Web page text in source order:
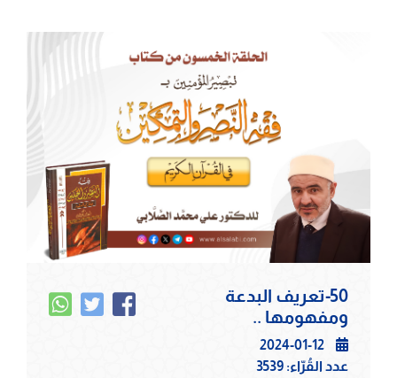
50-تعريف البدعة
ومفهومها ..
2024-01-12
عدد القُرّاء: 3539